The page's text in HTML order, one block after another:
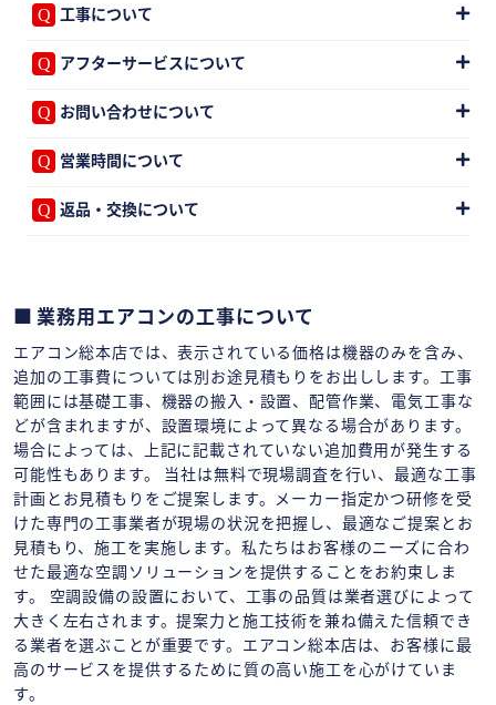
工事について
アフターサービスについて
お問い合わせについて
営業時間について
返品・交換について
業務用エアコンの工事について
エアコン総本店では、表示されている価格は機器のみを含み、
追加の工事費については別お途見積もりをお出しします。工事
範囲には基礎工事、機器の搬入・設置、配管作業、電気工事な
どが含まれますが、設置環境によって異なる場合があります。
場合によっては、上記に記載されていない追加費用が発生する
可能性もあります。 当社は無料で現場調査を行い、最適な工事
計画とお見積もりをご提案します。メーカー指定かつ研修を受
けた専門の工事業者が現場の状況を把握し、最適なご提案とお
見積もり、施工を実施します。私たちはお客様のニーズに合わ
せた最適な空調ソリューションを提供することをお約束しま
す。 空調設備の設置において、工事の品質は業者選びによって
大きく左右されます。提案力と施工技術を兼ね備えた信頼でき
る業者を選ぶことが重要です。エアコン総本店は、お客様に最
高のサービスを提供するために質の高い施工を心がけていま
す。